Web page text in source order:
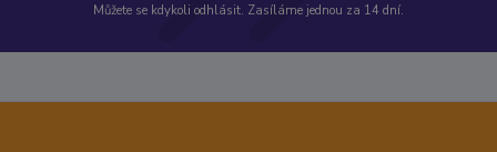
Můžete se kdykoli odhlásit. Zasíláme jednou za 14 dní.